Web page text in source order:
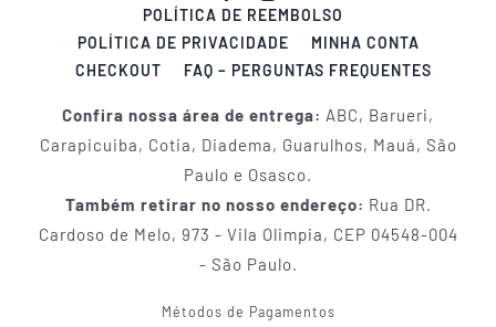
POLÍTICA DE REEMBOLSO
POLÍTICA DE PRIVACIDADE
MINHA CONTA
CHECKOUT
FAQ – PERGUNTAS FREQUENTES
Confira nossa área de entrega: ABC, Barueri,
Carapicuiba, Cotia, Diadema, Guarulhos, Mauá, São
Paulo e Osasco.
Também retirar no nosso endereço: Rua DR.
Cardoso de Melo, 973 - Vila Olimpia, CEP 04548-004
- São Paulo.
Métodos de Pagamentos